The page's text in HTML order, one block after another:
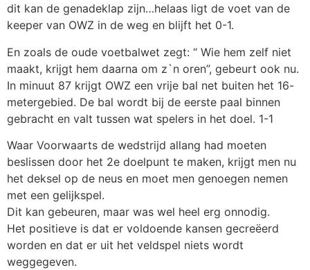
dit kan de genadeklap zijn…helaas ligt de voet van de
keeper van OWZ in de weg en blijft het 0-1.
En zoals de oude voetbalwet zegt: “ Wie hem zelf niet
maakt, krijgt hem daarna om z`n oren”, gebeurt ook nu.
In minuut 87 krijgt OWZ een vrije bal net buiten het 16-
metergebied. De bal wordt bij de eerste paal binnen
gebracht en valt tussen wat spelers in het doel. 1-1
Waar Voorwaarts de wedstrijd allang had moeten
beslissen door het 2e doelpunt te maken, krijgt men nu
het deksel op de neus en moet men genoegen nemen
met een gelijkspel.
Dit kan gebeuren, maar was wel heel erg onnodig.
Het positieve is dat er voldoende kansen gecreëerd
worden en dat er uit het veldspel niets wordt
weggegeven.